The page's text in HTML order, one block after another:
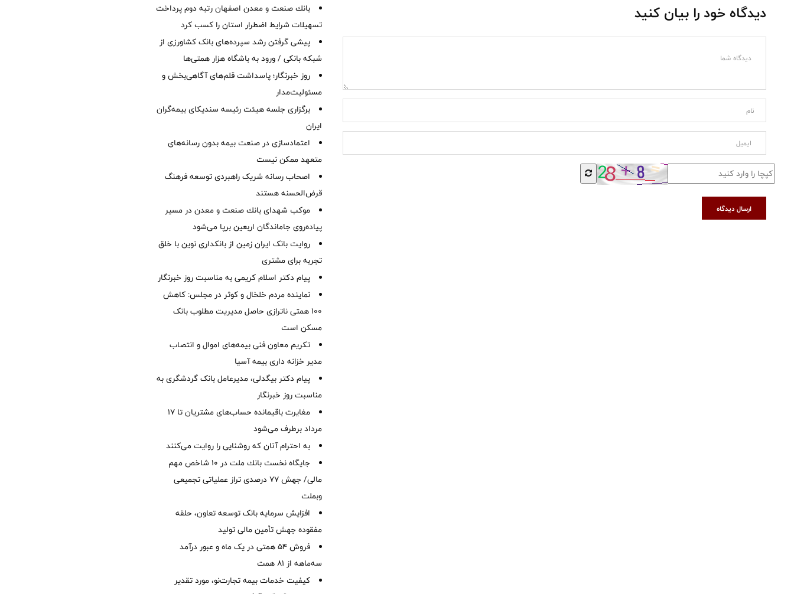
دیدگاه خود را بیان کنید
ارسال دیدگاه
بانك صنعت و معدن اصفهان رتبه دوم پرداخت
تسهیلات شرایط اضطرار استان را كسب كرد
پیشی گرفتن رشد سپرده‌های بانک کشاورزی از
شبکه بانکی / ورود به باشگاه هزار همتی‌ها
روز خبرنگار؛ پاسداشت قلم‌های آگاهی‌بخش و
مسئولیت‌مدار
برگزاری جلسه هیئت رئیسه سندیکای بیمه‌گران
ایران
اعتمادسازی در صنعت بیمه بدون رسانه‌های
متعهد ممکن نیست
اصحاب رسانه شریک راهبردی توسعه فرهنگ
قرض‌الحسنه هستند
موكب شهدای بانك صنعت و معدن در مسیر
پیاده‌روی جاماندگان اربعین برپا می‌شود
روایت بانک ایران زمین از بانکداری نوین با خلق
تجربه برای مشتری
پیام دکتر اسلام کریمی به مناسبت روز خبرنگار
نماینده مردم خلخال و کوثر در مجلس: کاهش
۱۰۰ همتی ناترازی حاصل مدیریت مطلوب بانک
مسکن است
تکریم معاون فنی بیمه‌های اموال و انتصاب
مدیر خزانه داری بیمه آسیا
پیام دکتر بیگدلی، مدیرعامل بانک گردشگری به
مناسبت روز خبرنگار
مغایرت‌ باقیمانده حساب‌های مشتریان تا ۱۷
مرداد برطرف می‌شود
به احترام آنان که روشنایی را روایت می‌کنند
جایگاه نخست بانك ملت در 10 شاخص مهم
مالی/ جهش 77 درصدی تراز عملیاتی تجمیعی
وبملت
افزایش سرمایه بانک توسعه تعاون، حلقه
مفقوده جهش تأمین مالی تولید
فروش 54 همتی در یک ماه و عبور درآمد
سه‌ماهه از 81 همت
کیفیت خدمات بیمه تجارت‌نو، مورد تقدیر